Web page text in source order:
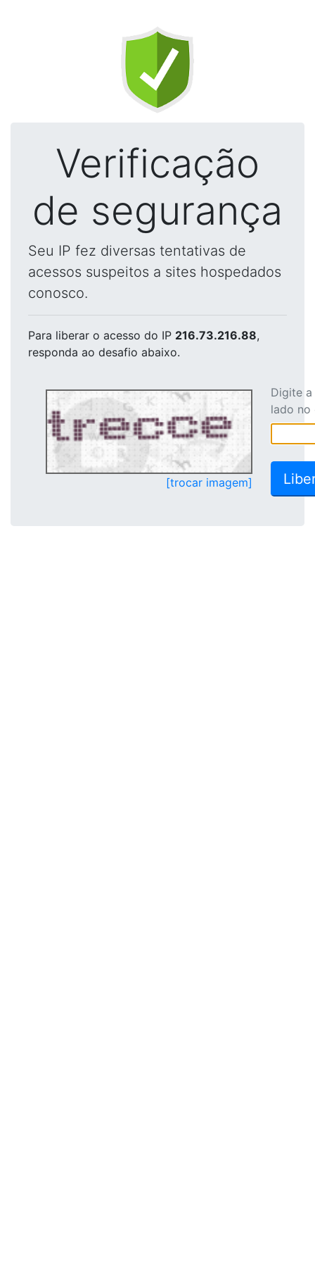
Verificação
de segurança
Seu IP fez diversas tentativas de
acessos suspeitos a sites hospedados
conosco.
Para liberar o acesso do IP 216.73.216.88,
responda ao desafio abaixo.
[trocar imagem]
Digite
lado no